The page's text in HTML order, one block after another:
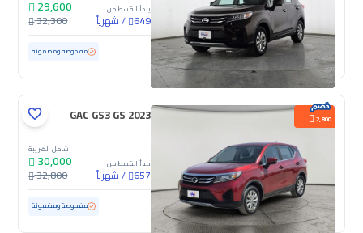
يبدأ القسط من
649
/شهرياً
29,600
32,300
مستعملة 99,316 كم مفحوصة ومضمونة
2,800
GAC GS3 GS 2023
يبدأ القسط من
657
/شهرياً
شامل الضريبة
30,000
32,800
مستعملة 84,449 كم مفحوصة ومضمونة